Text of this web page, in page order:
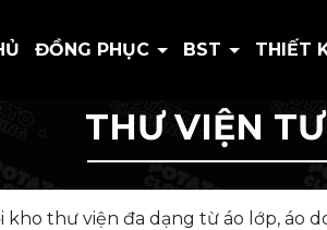
ĐỒNG PHỤC BST THIẾT
THƯ VIỆN
thư viện đa dạng từ áo lớp, áo